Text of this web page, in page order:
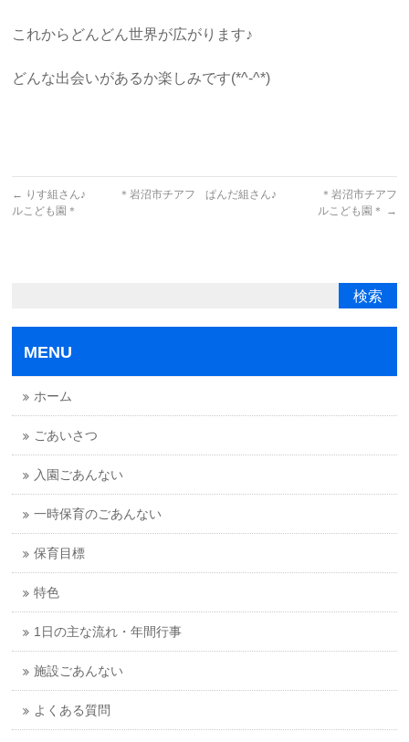
これからどんどん世界が広がります♪
どんな出会いがあるか楽しみです(*^-^*)
← りす組さん♪ ＊岩沼市チアフ
ルこども園＊
ぱんだ組さん♪ ＊岩沼市チアフ
ルこども園＊
→
MENU
ホーム
ごあいさつ
入園ごあんない
一時保育のごあんない
保育目標
特色
1日の主な流れ・年間行事
施設ごあんない
よくある質問